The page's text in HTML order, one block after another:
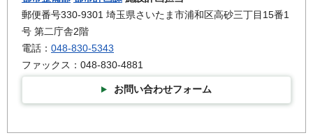
郵便番号330-9301 埼玉県さいたま市浦和区高砂三丁目15番1
号 第二庁舎2階
電話： 048-830-5343
ファックス：048-830-4881
お問い合わせフォーム